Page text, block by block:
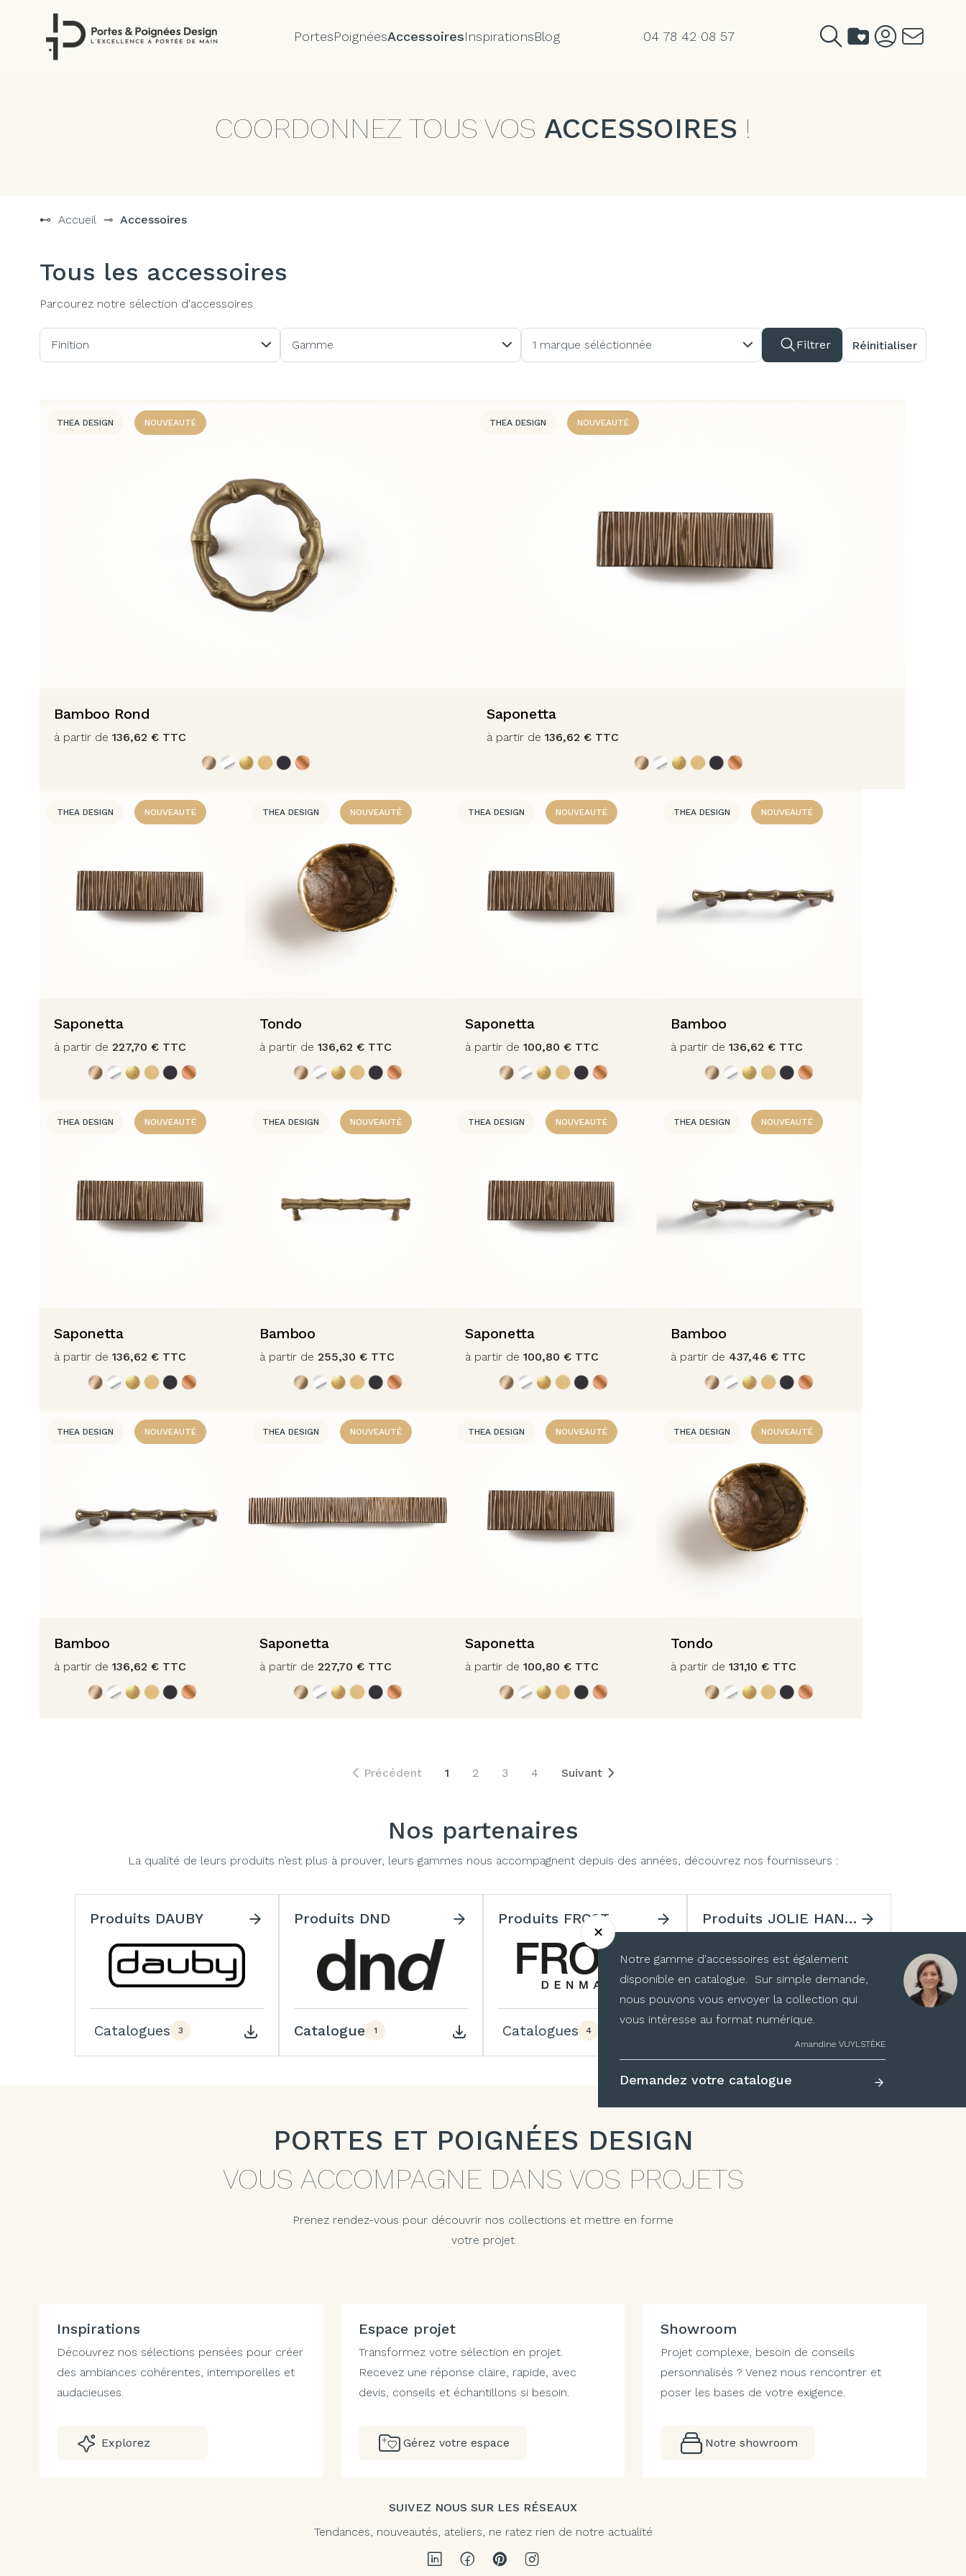
PortesPoignéesAccessoiresInspirationsBlog 04 78 42 08 57
COORDONNEZ TOUS VOS ACCESSOIRES !
⊷ Accueil ⊸ Accessoires
Tous les accessoires
Parcourez notre sélection d'accessoires
Finition Gamme 1 marque séléctionnée Filtrer Réinitialiser
THEA DESIGN NOUVEAUTÉ
Bamboo Rond
à partir de 136,62 € TTC
THEA DESIGN NOUVEAUTÉ
Saponetta
à partir de 136,62 € TTC
THEA DESIGN NOUVEAUTÉ
Saponetta
à partir de 227,70 € TTC
THEA DESIGN NOUVEAUTÉ
Tondo
à partir de 136,62 € TTC
THEA DESIGN NOUVEAUTÉ
Saponetta
à partir de 100,80 € TTC
THEA DESIGN NOUVEAUTÉ
Bamboo
à partir de 136,62 € TTC
THEA DESIGN NOUVEAUTÉ
Saponetta
à partir de 136,62 € TTC
THEA DESIGN NOUVEAUTÉ
Bamboo
à partir de 255,30 € TTC
THEA DESIGN NOUVEAUTÉ
Saponetta
à partir de 100,80 € TTC
THEA DESIGN NOUVEAUTÉ
Bamboo
à partir de 437,46 € TTC
THEA DESIGN NOUVEAUTÉ
Bamboo
à partir de 136,62 € TTC
THEA DESIGN NOUVEAUTÉ
Saponetta
à partir de 227,70 € TTC
THEA DESIGN NOUVEAUTÉ
Saponetta
à partir de 100,80 € TTC
THEA DESIGN NOUVEAUTÉ
Tondo
à partir de 131,10 € TTC
Précédent 1 2 3 4 Suivant
Nos partenaires
La qualité de leurs produits n’est plus à prouver, leurs gammes nous accompagnent depuis des années, découvrez nos fournisseurs :
Produits DAUBY
Catalogues 3
Produits DND
Catalogue 1
Produits FROST
Catalogues 4
Produits JOLIE HANDLES
PORTES ET POIGNÉES DESIGN
VOUS ACCOMPAGNE DANS VOS PROJETS
Prenez rendez-vous pour découvrir nos collections et mettre en forme
votre projet
Inspirations
Découvrez nos sélections pensées pour créer
des ambiances cohérentes, intemporelles et
audacieuses.
Explorez
Espace projet
Transformez votre sélection en projet.
Recevez une réponse claire, rapide, avec
devis, conseils et échantillons si besoin.
Gérez votre espace
Showroom
Projet complexe, besoin de conseils
personnalisés ? Venez nous rencontrer et
poser les bases de votre exigence.
Notre showroom
SUIVEZ NOUS SUR LES RÉSEAUX
Tendances, nouveautés, ateliers, ne ratez rien de notre actualité
Notre gamme d'accessoires est également
disponible en catalogue. Sur simple demande,
nous pouvons vous envoyer la collection qui
vous intéresse au format numérique.
Amandine VUYLSTÈKE
Demandez votre catalogue